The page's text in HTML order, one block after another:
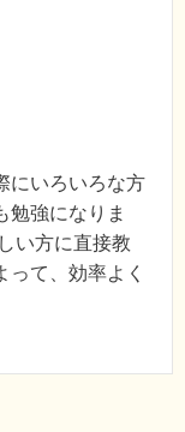
にいろいろな方
勉強になりま
い方に直接教
って、効率よく